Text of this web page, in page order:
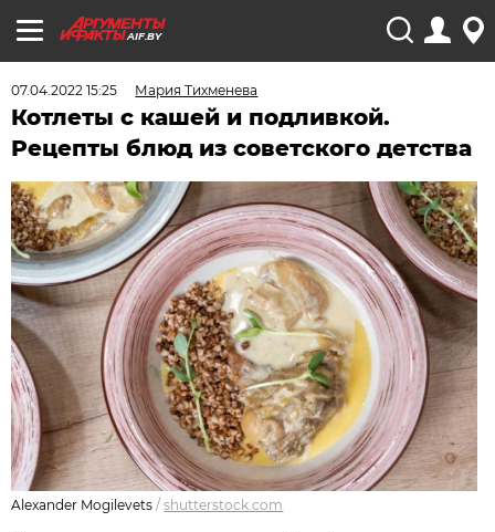
AIF.BY
07.04.2022 15:25 Мария Тихменева
Котлеты с кашей и подливкой.
Рецепты блюд из советского детства
Alexander Mogilevets /shutterstock.com